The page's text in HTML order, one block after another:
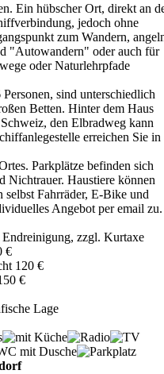
Ein hübscher Ort, direkt an
jedoch ohne
zum Wandern,
"Autowandern" oder auch für
oder Naturlehrpfade
sind unterschiedlich
Betten. Hinter dem Haus
den Elbradweg kann
erreichen Sie in
Parkplätze befinden sich
Nichtrauer. Haustiere können
Fahrräder, E-Bike und
Angebot per email zu.
zzgl. Kurtaxe
€
120 €
€
Lage